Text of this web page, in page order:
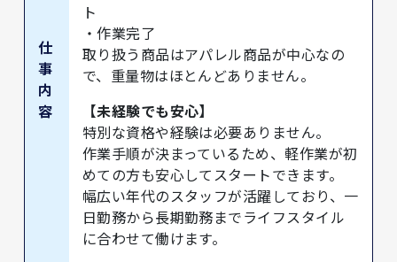
仕
事
内
容
ト
・作業完了
取り扱う商品はアパレル商品が中心なの
で、重量物はほとんどありません。
【未経験でも安心】
特別な資格や経験は必要ありません。
作業手順が決まっているため、軽作業が初
めての方も安心してスタートできます。
幅広い年代のスタッフが活躍しており、一
日勤務から長期勤務までライフスタイル
に合わせて働けます。